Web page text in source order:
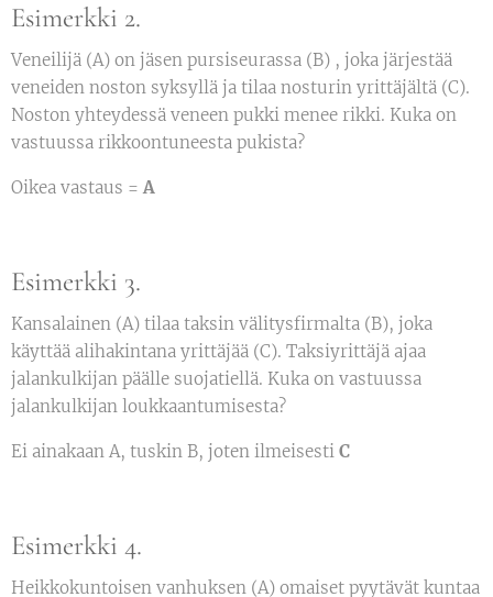
Esimerkki 2.
Veneilijä (A) on jäsen pursiseurassa (B) , joka järjestää
veneiden noston syksyllä ja tilaa nosturin yrittäjältä (C).
Noston yhteydessä veneen pukki menee rikki. Kuka on
vastuussa rikkoontuneesta pukista?
Oikea vastaus =A
Esimerkki 3.
Kansalainen (A) tilaa taksin välitysfirmalta (B), joka
käyttää alihakintana yrittäjää (C). Taksiyrittäjä ajaa
jalankulkijan päälle suojatiellä. Kuka on vastuussa
jalankulkijan loukkaantumisesta?
Ei ainakaan A, tuskin B, joten ilmeisesti C
Esimerkki 4.
Heikkokuntoisen vanhuksen (A) omaiset pyytävät kuntaa